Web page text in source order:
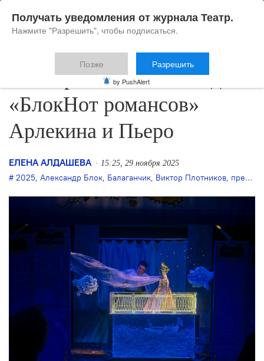
Виктор Плотников создаёт
«БлокНот романсов»
Арлекина и Пьеро
ЕЛЕНА АЛДАШЕВА 15:25, 29 ноября 2025
2025, Александр Блок, Балаганчик, Виктор Плотников, премьера
Получать уведомления от журнала Театр.
Нажмите "Разрешить", чтобы подписаться.
Позже Разрешить
by PushAlert